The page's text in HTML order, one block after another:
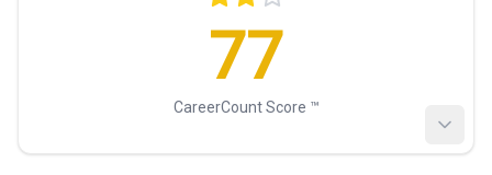
77
CareerCount Score ™️